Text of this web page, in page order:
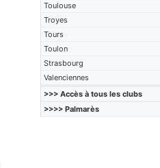
Toulouse
Troyes
Tours
Toulon
Strasbourg
Valenciennes
>>> Accès à tous les clubs
>>>> Palmarès